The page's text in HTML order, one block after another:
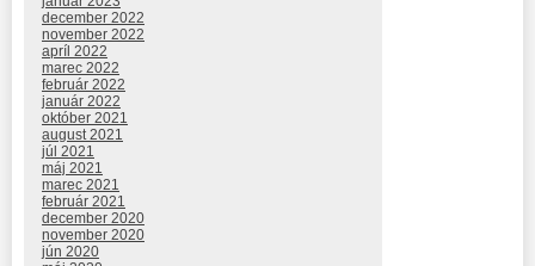
december 2022
november 2022
apríl 2022
marec 2022
február 2022
január 2022
október 2021
august 2021
júl 2021
máj 2021
marec 2021
február 2021
december 2020
november 2020
jún 2020